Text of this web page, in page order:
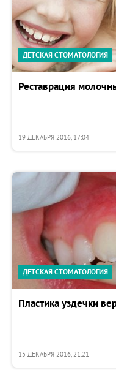
ДЕТСКАЯ СТОМАТОЛОГИЯ
Реставрация
19 ДЕКАБРЯ 2016, 17:04
ДЕТСКАЯ СТОМАТОЛОГИЯ
Пластика уздечки
15 ДЕКАБРЯ 2016, 21:21